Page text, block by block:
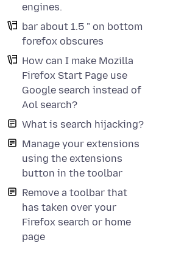
engines.
bar about 1.5 " on bottom
forefox obscures
How can I make Mozilla
Firefox Start Page use
Google search instead of
Aol search?
What is search hijacking?
Manage your extensions
using the extensions
button in the toolbar
Remove a toolbar that
has taken over your
Firefox search or home
page